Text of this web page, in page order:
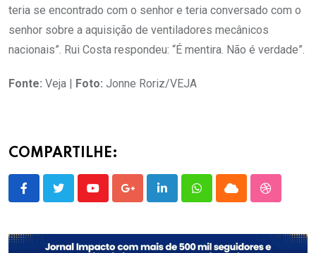
teria se encontrado com o senhor e teria conversado com o
senhor sobre a aquisição de ventiladores mecânicos
nacionais”. Rui Costa respondeu: “É mentira. Não é verdade”.
Fonte: Veja | Foto: Jonne Roriz/VEJA
COMPARTILHE:
YoutubeGoogle+LinkedInWhatsappCloud